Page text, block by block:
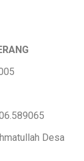
Desa